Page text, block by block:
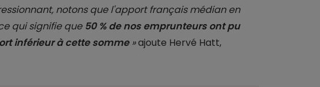
notons que l'apport français médian en
qui signifie que 50 % de nos emprunteurs ont pu
inférieur à cette somme»ajoute Hervé Hatt,